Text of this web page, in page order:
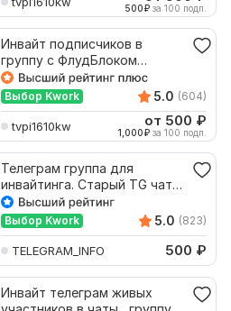
500₽ за 100 подп.
Инвайт подписчиков в
группу с ФлудБлоком
Telegram инвайтинг
Выбор Kwork 5.0 (604)
tvpi1610kw от 500 ₽
1,000₽ за 100 подп.
Телеграм группа для
инвайтинга. Старый TG чат
от 1 года под инвайт
Выбор Kwork 5.0 (823)
TELEGRAM_INFO 500 ₽
Инвайт телеграм живых